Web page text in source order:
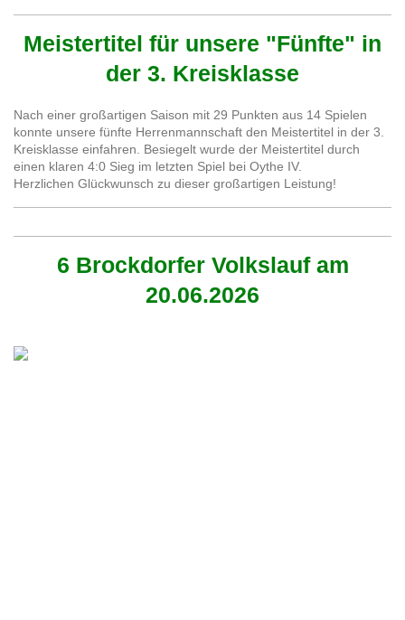
Meistertitel für unsere "Fünfte" in
der 3. Kreisklasse
Nach einer großartigen Saison mit 29 Punkten aus 14 Spielen
konnte unsere fünfte Herrenmannschaft den Meistertitel in der 3.
Kreisklasse einfahren. Besiegelt wurde der Meistertitel durch
einen klaren 4:0 Sieg im letzten Spiel bei Oythe IV.
Herzlichen Glückwunsch zu dieser großartigen Leistung!
6 Brockdorfer Volkslauf am
20.06.2026